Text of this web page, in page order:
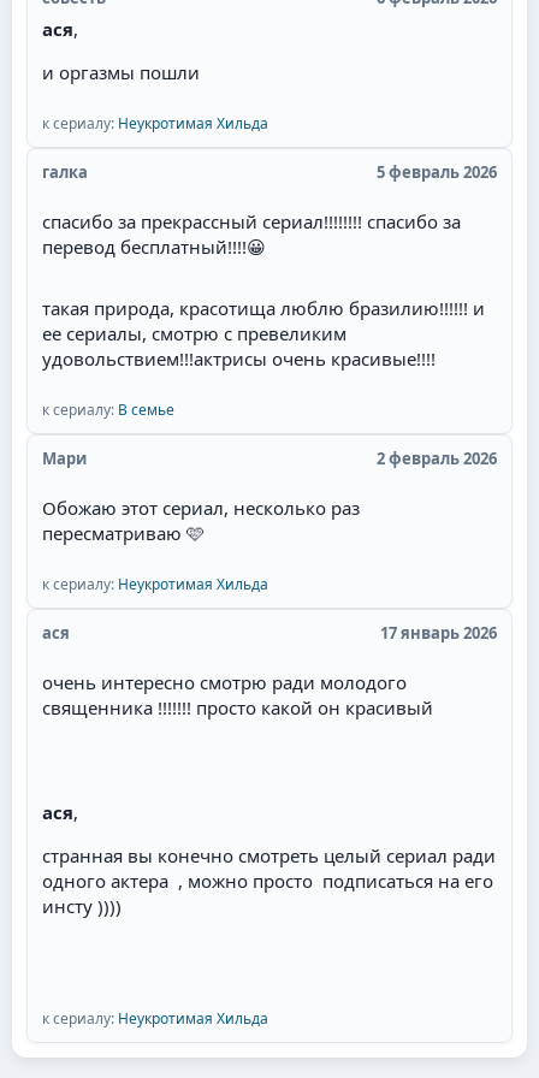
ася,
и оргазмы пошли
к сериалу: Неукротимая Хильда
галка 5 февраль 2026
спасибо за прекрассный сериал!!!!!!!! спасибо за
перевод бесплатный!!!!😀
такая природа, красотища люблю бразилию!!!!!! и
ее сериалы, смотрю с превеликим
удовольствием!!!актрисы очень красивые!!!!
к сериалу: В семье
Мари 2 февраль 2026
Обожаю этот сериал, несколько раз
пересматриваю 🩷
к сериалу: Неукротимая Хильда
ася 17 январь 2026
очень интересно смотрю ради молодого
священника !!!!!!! просто какой он красивый
ася,
странная вы конечно смотреть целый сериал ради
одного актера , можно просто подписаться на его
инсту ))))
к сериалу: Неукротимая Хильда